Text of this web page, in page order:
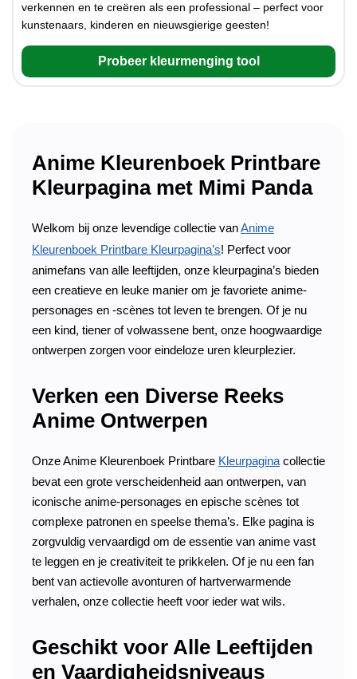
verkennen en te creëren als een professional – perfect voor
kunstenaars, kinderen en nieuwsgierige geesten!
Probeer kleurmenging tool
Anime Kleurenboek Printbare
Kleurpagina met Mimi Panda
Welkom bij onze levendige collectie vanAnime
Kleurenboek Printbare Kleurpagina’s! Perfect voor
animefans van alle leeftijden, onze kleurpagina’s bieden
een creatieve en leuke manier om je favoriete anime-
personages en -scènes tot leven te brengen. Of je nu
een kind, tiener of volwassene bent, onze hoogwaardige
ontwerpen zorgen voor eindeloze uren kleurplezier.
Verken een Diverse Reeks
Anime Ontwerpen
Onze Anime Kleurenboek Printbare Kleurpagina collectie
bevat een grote verscheidenheid aan ontwerpen, van
iconische anime-personages en epische scènes tot
complexe patronen en speelse thema’s. Elke pagina is
zorgvuldig vervaardigd om de essentie van anime vast
te leggen en je creativiteit te prikkelen. Of je nu een fan
bent van actievolle avonturen of hartverwarmende
verhalen, onze collectie heeft voor ieder wat wils.
Geschikt voor Alle Leeftijden
en Vaardigheidsniveaus